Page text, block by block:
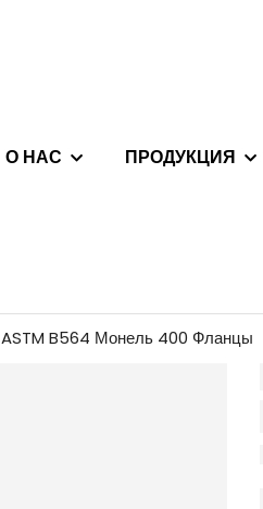
О НАС ПРОДУКЦИЯ
ASTM B564 Монель 400 Фланцы